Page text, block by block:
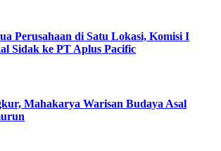
Perusahaan di Satu Lokasi, Komisi I
Sidak ke PT Aplus Pacific
Mahakarya Warisan Budaya Asal